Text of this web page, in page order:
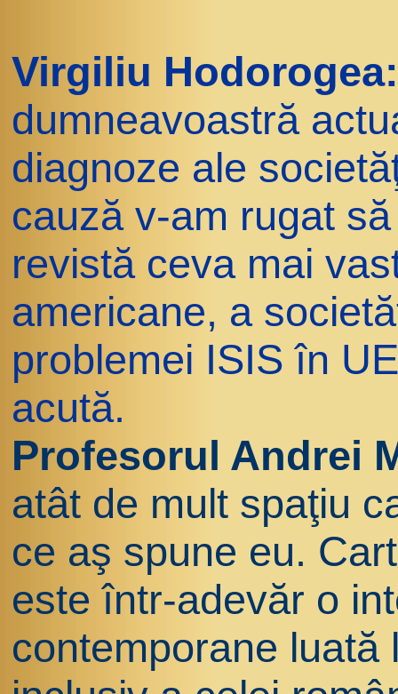
Virgiliu
dumneavoastră
diagnoze ale
cauză v-am rugat
revistă ceva mai
americane, a
problemei ISIS în
acută.
Profesorul Andrei
atât de mult spaţiu
ce aş spune eu.
este într-adevăr o
contemporane luată